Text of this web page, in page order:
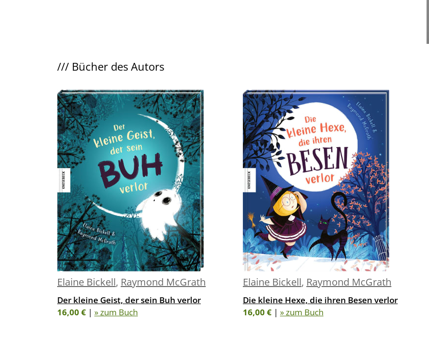
/// Bücher des Autors
Elaine Bickell, Raymond McGrath
Der kleine Geist, der sein Buh verlor
16,00 € | » zum Buch
Elaine Bickell, Raymond McGrath
Die kleine Hexe, die ihren Besen verlor
16,00 € | » zum Buch